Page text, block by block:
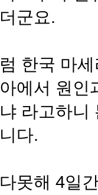
군요.
한국 마
에서 원인
라고하니
다.
못해 4일